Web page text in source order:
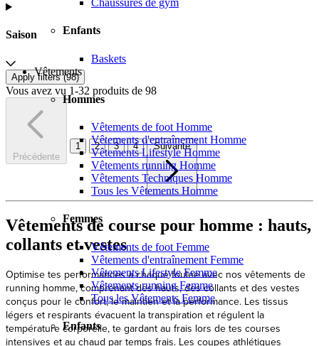
Chaussures de gym
Enfants
Baskets
Vêtements
Hommes
Vêtements de foot Homme
Vêtements d'entraînement Homme
Vêtements Lifestyle Homme
Vêtements running Homme
Vêtements Techniques Homme
Tous les Vêtements Homme
Femmes
Vêtements de foot Femme
Vêtements d'entraînement Femme
Vêtements Lifestyle Femme
Vêtements running Femme
Tous les Vêtements Femme
Enfants
Saison
Apply filters (98)
Vous avez vu 1-32 produits de 98
Précédente
1 2 3 4 Suivante
Vêtements de course pour homme : hauts,
collants et vestes
Optimise tes performances à chaque foulée avec nos vêtements de
running homme, comprenant des hauts, des collants et des vestes
conçus pour le confort, le maintien et la performance. Les tissus
légers et respirants évacuent la transpiration et régulent la
température corporelle, te gardant au frais lors de tes courses
intensives et au chaud par temps frais. Les coupes athlétiques